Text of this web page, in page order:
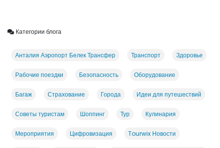
Категории блога
Анталия Аэропорт Белек Трансфер Транспорт Здоровье
Рабочие поездки Безопасность Оборудование
Багаж Страхование Города Идеи для путешествий
Советы туристам Шоппинг Тур Кулинария
Мероприятия Цифровизация Tourwix Новости